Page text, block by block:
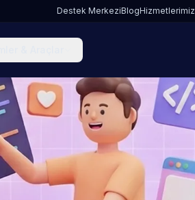
Destek MerkeziBlogHizmetlerimiz